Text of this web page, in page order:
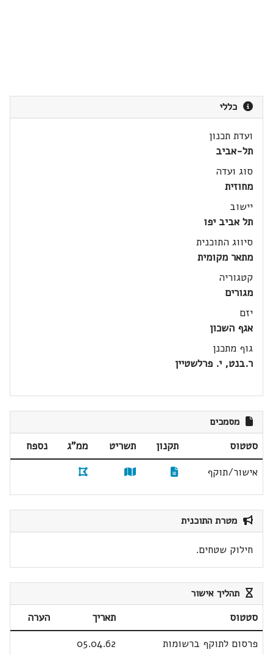
כללי
ועדת תכנון
תל-אביב
סוג ועדה
מחוזית
יישוב
תל אביב יפו
סיווג התוכנית
מתאר מקומית
קטגוריה
מגורים
יזם
אגף השכון
גוף מתכנן
ר.בנט, י. פרלשטיין
מסמכים
סטטוס תקנון תשריט ממ"ג
נספח
אישור/תוקף
מטרת התוכנית
חילוק שטחים.
תהליך אישור
סטטוס תאריך
הערה
פרסום לתוקף ברשומות
05.04.62